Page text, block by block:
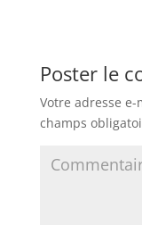
Poster le
Votre adresse
champs